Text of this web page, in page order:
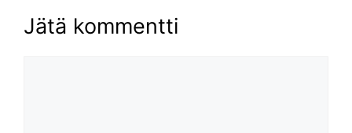
Jätä kommentti